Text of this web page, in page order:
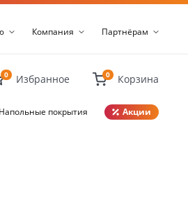
Компания Партнёрам
0 Избранное 0 Корзина
Напольные покрытия Акции